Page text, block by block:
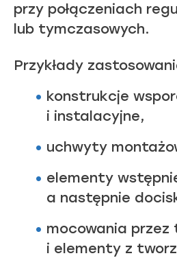
przy połączeniach
lub tymczasowych.
Przykłady
konstrukcje
i instalacyjne,
uchwyty
elementy
a następnie
mocowania
i elementy z